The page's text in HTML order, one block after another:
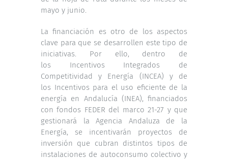
mayo y junio.
La financiación es otro de los aspectos
clave para que se desarrollen este tipo de
iniciativas. Por ello, dentro de
los Incentivos Integrados de
Competitividad y Energía (INCEA) y de
los Incentivos para el uso eficiente de la
energía en Andalucía (INEA), financiados
con fondos FEDER del marco 21-27 y que
gestionará la Agencia Andaluza de la
Energía, se incentivarán proyectos de
inversión que cubran distintos tipos de
instalaciones de autoconsumo colectivo y